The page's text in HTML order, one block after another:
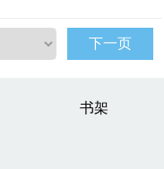
下一页
书架